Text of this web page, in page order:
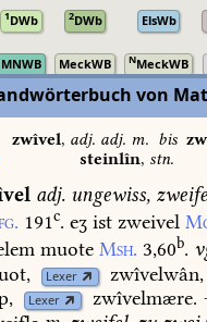
1DWb 2DWb ElsWb
MNWB MeckWB NMeckWB
von
zwîvel, adj. adj. m. bis
steinlîn, stn.
adj. ungewiss,
191c. eʒ ist zweivel
muote Msh. 3,60b.
Lexer
zwîvelwân,
Lexer zwîvelmære.